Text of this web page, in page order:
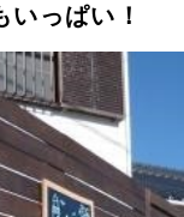
っぱい！